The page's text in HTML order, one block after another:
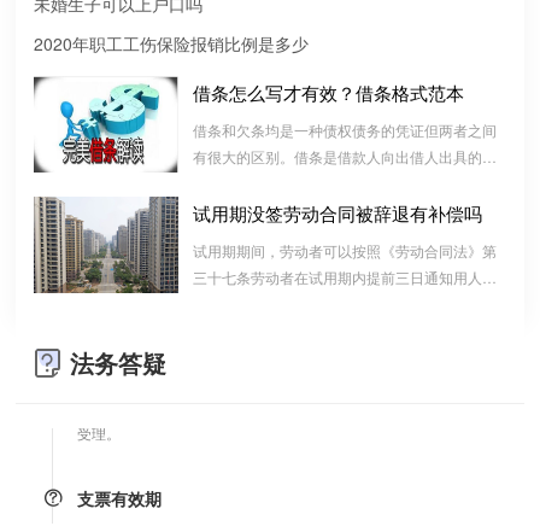
2020年职工工伤保险报销比例是多少
借条怎么写才有效？借条格式范本
借条和欠条均是一种债权债务的凭证但两者之间
有很大的区别。借条是借款人向出借人出具的借
系，而欠条是双方基于以前的经济往来而进行结
往来的结算，仅是代表一种纯粹的债权债务关系
并不代表借款合同关系。因此借款时宜写“借
试用期没签劳动合同被辞退有补偿吗
试用期期间，劳动者可以按照《劳动合同法》第
三十七条劳动者在试用期内提前三日通知用人单
法务答疑
微信转账凭证能证明存在借款关系吗？
出借人只提供微信转账凭证，只能证明双方的借贷关系生效，但是
不能证明双方存在借款关系。
婚前协议
婚前协议的主要目的是对双方各自的财产和债务范围以及权利归属
等问题实现作出约定，以免将来离婚或一方死亡是产生争议。
婚内财产公证在哪边公证处申请
支票有效期